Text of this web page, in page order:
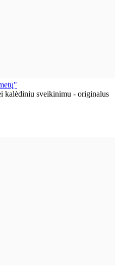
kalėdiniu sveikinimu - originalus